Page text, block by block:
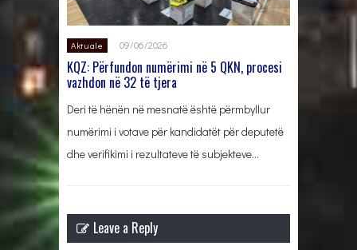
Aktuale 09/06/2026
KQZ: Përfundon numërimi në 5 QKN, procesi
vazhdon në 32 të tjera
Deri të hënën në mesnatë është përmbyllur
numërimi i votave për kandidatët për deputetë
dhe verifikimi i rezultateve të subjekteve…
Leave a Reply